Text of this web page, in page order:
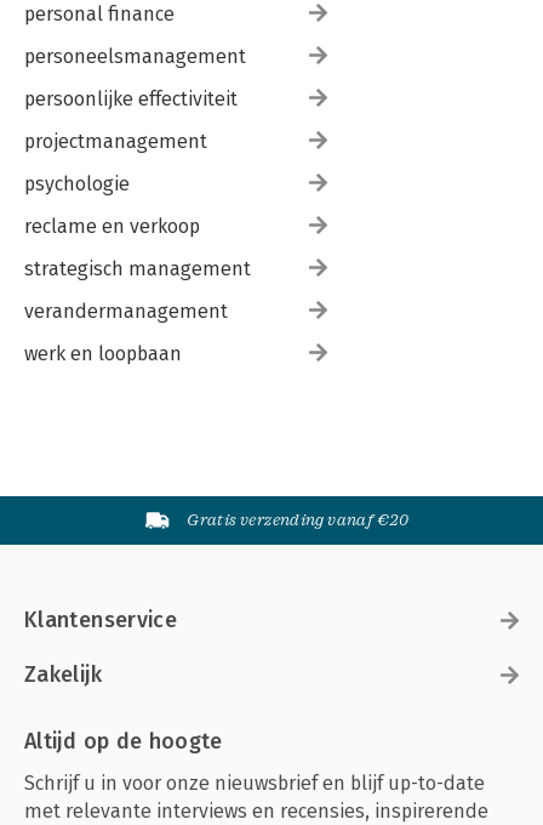
personal finance
personeelsmanagement
persoonlijke effectiviteit
projectmanagement
psychologie
reclame en verkoop
strategisch management
verandermanagement
werk en loopbaan
Gratis verzending vanaf €20
Klantenservice
Zakelijk
Altijd op de hoogte
Schrijf u in voor onze nieuwsbrief en blijf up-to-date
met relevante interviews en recensies, inspirerende